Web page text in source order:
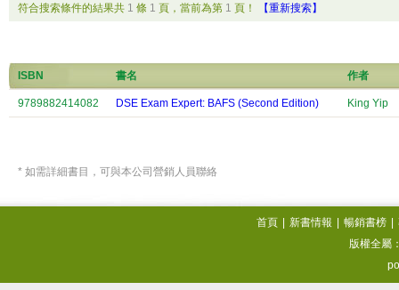
符合搜索條件的結果共 1 條 1 頁，當前為第 1 頁！ 【重新搜索】
ISBN 書名 作者
9789882414082 DSE Exam Expert: BAFS (Second Edition) King Yip
* 如需詳細書目，可與本公司營銷人員聯絡
首頁 新書情報 暢銷書榜
版權全屬